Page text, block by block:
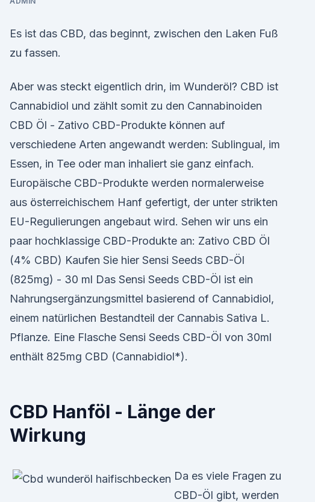
Es ist das CBD, das beginnt, zwischen den Laken Fuß
zu fassen.
Aber was steckt eigentlich drin, im Wunderöl? CBD ist
Cannabidiol und zählt somit zu den Cannabinoiden
CBD Öl - Zativo CBD-Produkte können auf
verschiedene Arten angewandt werden: Sublingual, im
Essen, in Tee oder man inhaliert sie ganz einfach.
Europäische CBD-Produkte werden normalerweise
aus österreichischem Hanf gefertigt, der unter strikten
EU-Regulierungen angebaut wird. Sehen wir uns ein
paar hochklassige CBD-Produkte an: Zativo CBD Öl
(4% CBD) Kaufen Sie hier Sensi Seeds CBD-Öl
(825mg) - 30 ml Das Sensi Seeds CBD-Öl ist ein
Nahrungsergänzungsmittel basierend of Cannabidiol,
einem natürlichen Bestandteil der Cannabis Sativa L.
Pflanze. Eine Flasche Sensi Seeds CBD-Öl von 30ml
enthält 825mg CBD (Cannabidiol*).
CBD Hanföl - Länge der
Wirkung
Da es viele Fragen zu
CBD-Öl gibt, werden